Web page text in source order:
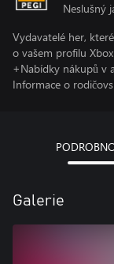
Neslušný
Vydavatelé her,
o vašem profilu
+Nabídky nákupů v
Informace o
Galerie